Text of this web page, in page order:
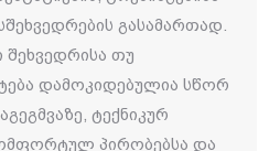
გასამართად.
შეხვედრისა თუ
დამოკიდებულია სწორ
ტექნიკურ
პირობებსა და